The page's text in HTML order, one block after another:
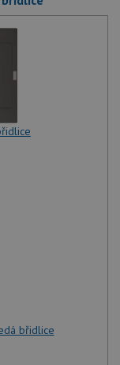
břidlice